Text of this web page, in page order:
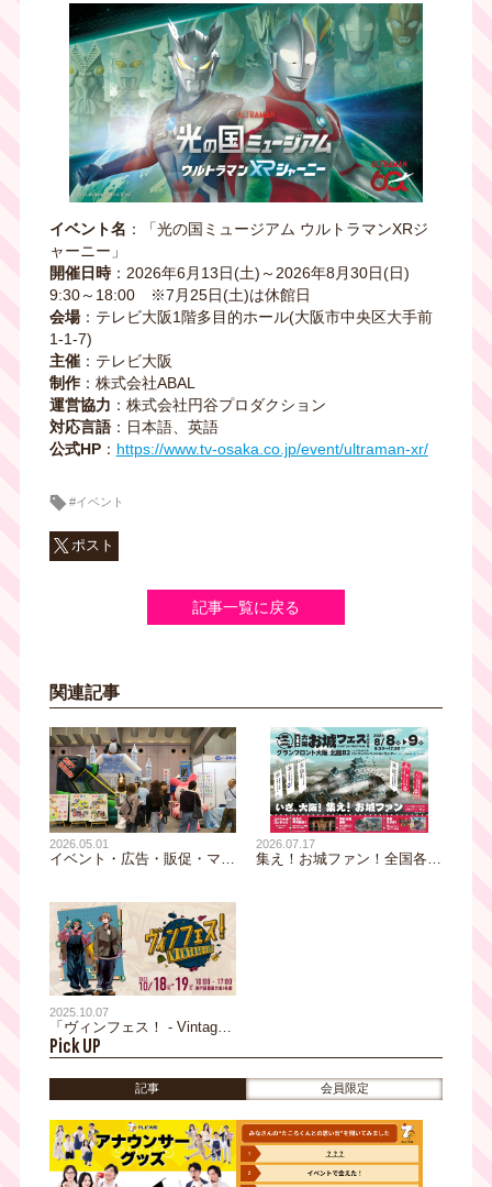
イベント名 ：「光の国ミュージアム ウルトラマンXRジ
ャーニー」
開催日時：2026年6月13日(土)～2026年8月30日(日)
9:30～18:00 ※7月25日(土)は休館日
会場：テレビ大阪1階多目的ホール(大阪市中央区大手前
1‐1‐7)
主催：テレビ大阪
制作：株式会社ABAL
運営協力 ：株式会社円谷プロダクション
対応言語：日本語、英語
公式HP： https://www.tv-osaka.co.jp/event/ultraman-xr/
#イベント
ポスト
記事一覧に戻る
関連記事
2026.05.01
イベント・広告・販促・マー
イベント業界の為のビジネス
ショー『イベントツールウエ
ストジャパン2026』。今年
も大阪で開催、現在来場登録
を受付中！
2026.07.17
集え！お城ファン！全国各地
2025.10.07
「ヴィンフェス！ - Vintage
Fes! - 2025」開催間近！参加
ショップが自信を持ってオス
スメする“厳選アイテム”を一
Pick UP
記事 会員限定